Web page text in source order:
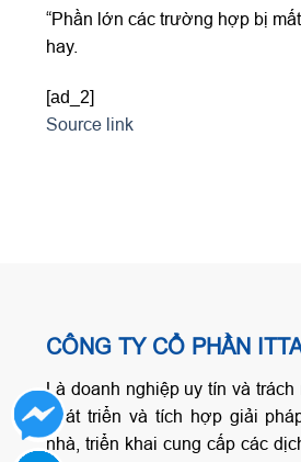
“Phần lớn các trường hợp bị
hay.
[ad_2]
Source link
CÔNG TY CỔ PHẦN
Là doanh nghiệp uy tín và
phát triển và tích hợp giải
nhà, triển khai cung cấp các